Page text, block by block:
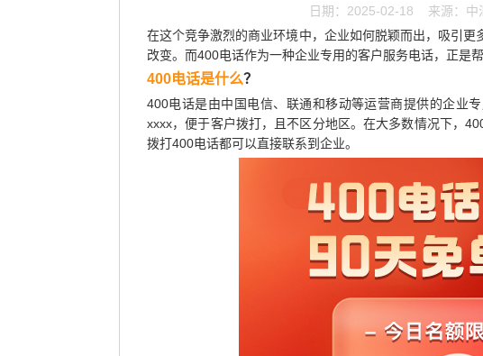
日期：2025-02-18 来源：
在这个竞争激烈的商业环境中，企业如何脱颖而出，吸引
改变。而400电话作为一种企业专用的客户服务电话，正是
400电话是什么？
400电话是由中国电信、联通和移动等运营商提供的企业
xxxx，便于客户拨打，且不区分地区。在大多数情况下，
拨打400电话都可以直接联系到企业。